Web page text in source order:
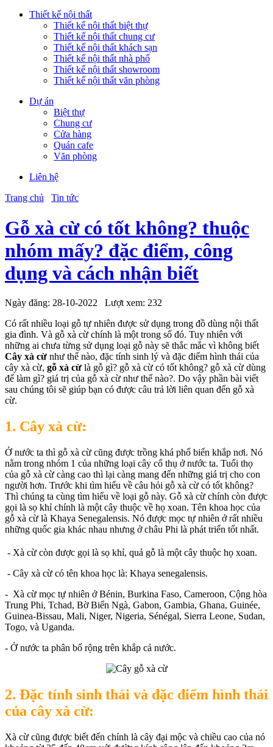
Thiết kế nội thất
Thiết kế nội thất biệt thự
Thiết kế nội thất chung cư
Thiết kế nội thất khách sạn
Thiết kế nội thất nhà phố
Thiết kế nội thất showroom
Thiết kế nội thất văn phòng
Dự án
Biệt thự
Chung cư
Cửa hàng
Quán cafe
Văn phòng
Liên hệ
Trang chủ
Tin tức
Gỗ xà cừ có tốt không? thuộc
nhóm mấy? đặc điểm, công
dụng và cách nhận biết
Ngày đăng: 28-10-2022 Lượt xem: 232
Có rất nhiều loại gỗ tự nhiên được sử dụng trong đồ dùng nội thất
gia đình. Và gỗ xà cừ chính là một trong số đó. Tuy nhiên với
những ai chưa từng sử dụng loại gỗ này sẽ thắc mắc vì không biết
Cây xà cừ như thế nào, đặc tính sinh lý và đặc điểm hình thái của
cây xà cừ, gỗ xà cừ là gỗ gì? gỗ xà cừ có tốt không? gỗ xà cừ dùng
để làm gì? giá trị của gỗ xà cừ như thế nào?. Do vậy phần bài viết
sau chúng tôi sẽ giúp bạn có được câu trả lời liên quan đến gỗ xà
cừ.
1. Cây xà cừ:
Ở nước ta thì gỗ xà cừ cũng được trồng khá phổ biến khắp nơi. Nó
nằm trong nhóm 1 của những loại cây cổ thụ ở nước ta. Tuổi thọ
của gỗ xà cừ càng cao thì lại càng mang đến những giá trị cho con
người hơn. Trước khi tìm hiểu về câu hỏi gỗ xà cừ có tốt không?
Thì chúng ta cùng tìm hiểu về loại gỗ này. Gỗ xà cừ chính còn được
gọi là sọ khỉ chính là một cây thuộc về họ xoan. Tên khoa học của
gỗ xà cừ là Khaya Senegalensis. Nó được mọc tự nhiên ở rất nhiều
những quốc gia khác nhau nhưng ở châu Phi là phát triển tốt nhất.
- Xà cừ còn được gọi là sọ khỉ, quả gỗ là một cây thuộc họ xoan.
- Cây xà cừ có tên khoa học là: Khaya senegalensis.
- Xà cừ mọc tự nhiên ở Bénin, Burkina Faso, Cameroon, Cộng hòa
Trung Phi, Tchad, Bờ Biển Ngà, Gabon, Gambia, Ghana, Guinée,
Guinea-Bissau, Mali, Niger, Nigeria, Sénégal, Sierra Leone, Sudan,
Togo, và Uganda.
- Ở nước ta phân bố rộng trên khắp cả nước.
2. Đặc tính sinh thái và đặc điểm hình thái
của cây xà cừ:
Xà cừ cũng được biết đến chính là cây đại mộc và chiều cao của nó